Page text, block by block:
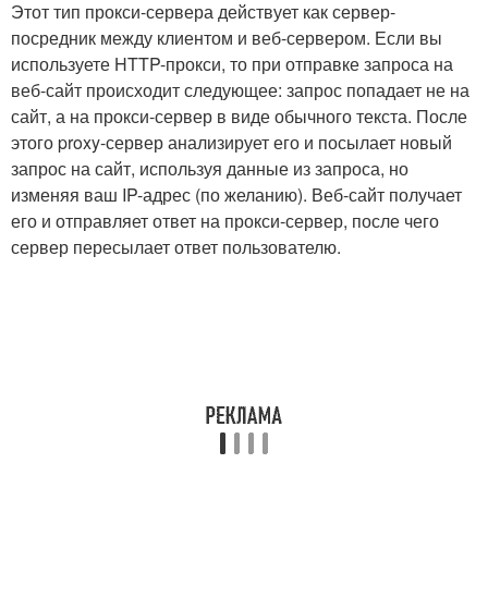
Этот тип прокси-сервера действует как сервер-
посредник между клиентом и веб-сервером. Если вы
используете HTTP-прокси, то при отправке запроса на
веб-сайт происходит следующее: запрос попадает не на
сайт, а на прокси-сервер в виде обычного текста. После
этого proxy-сервер анализирует его и посылает новый
запрос на сайт, используя данные из запроса, но
изменяя ваш IP-адрес (по желанию). Веб-сайт получает
его и отправляет ответ на прокси-сервер, после чего
сервер пересылает ответ пользователю.